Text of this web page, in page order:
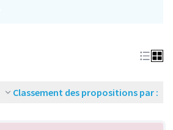
Classement des propositions par :